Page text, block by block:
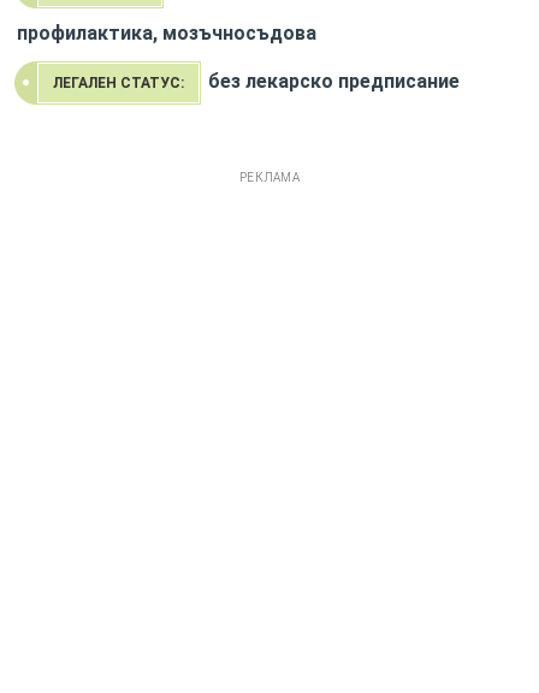
профилактика, мозъчносъдова
ЛЕГАЛЕН СТАТУС: без лекарско предписание
РЕКЛАМА